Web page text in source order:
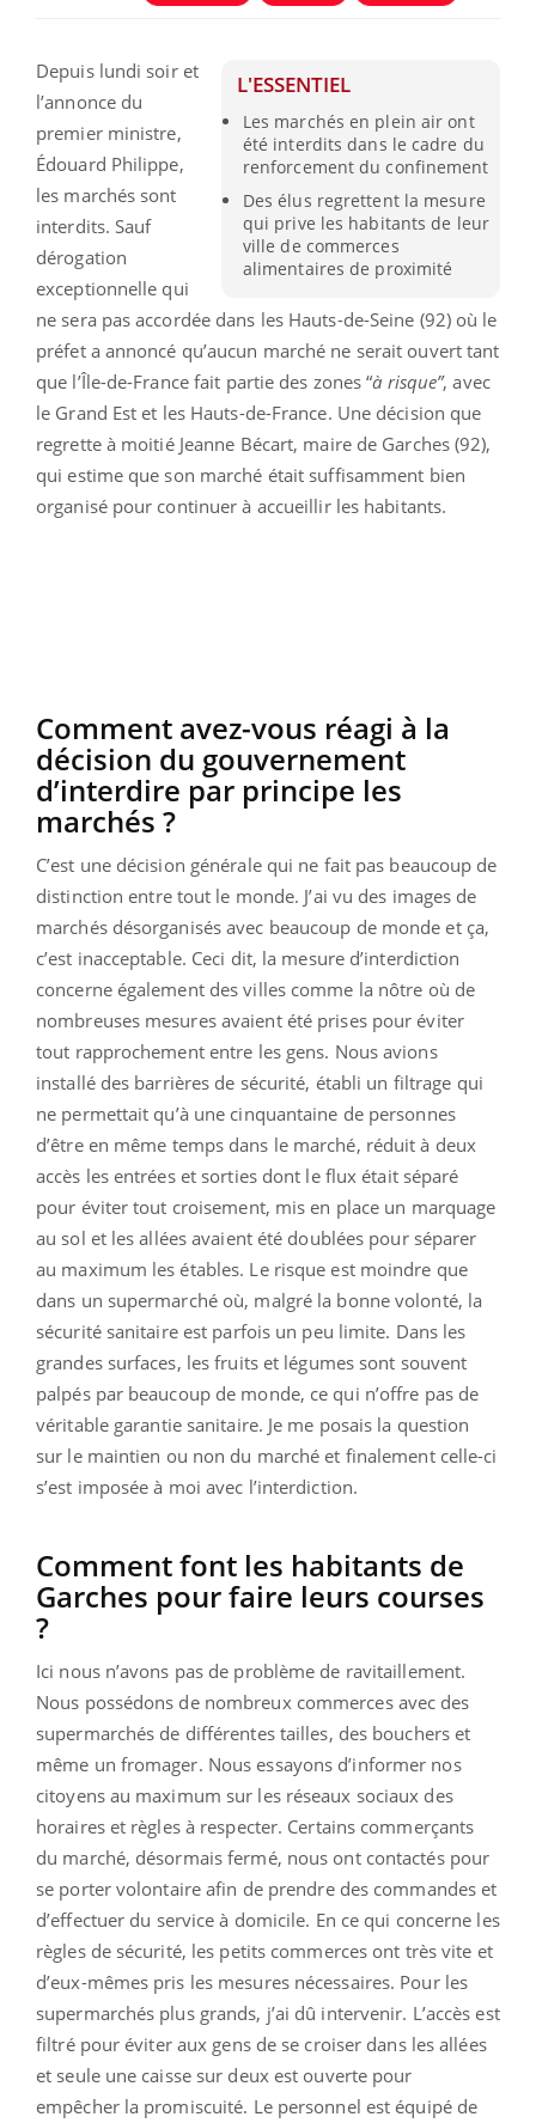
L'ESSENTIEL
Les marchés en plein air ont
été interdits dans le cadre du
renforcement du confinement
Des élus regrettent la mesure
qui prive les habitants de leur
ville de commerces
alimentaires de proximité
Depuis lundi soir et
l’annonce du
premier ministre,
Édouard Philippe,
les marchés sont
interdits. Sauf
dérogation
exceptionnelle qui
ne sera pas accordée dans les Hauts-de-Seine (92) où le
préfet a annoncé qu’aucun marché ne serait ouvert tant
que l’Île-de-France fait partie des zones “à risque”, avec
le Grand Est et les Hauts-de-France. Une décision que
regrette à moitié Jeanne Bécart, maire de Garches (92),
qui estime que son marché était suffisamment bien
organisé pour continuer à accueillir les habitants.
Comment avez-vous réagi à la
décision du gouvernement
d’interdire par principe les
marchés ?
C’est une décision générale qui ne fait pas beaucoup de
distinction entre tout le monde. J’ai vu des images de
marchés désorganisés avec beaucoup de monde et ça,
c’est inacceptable. Ceci dit, la mesure d’interdiction
concerne également des villes comme la nôtre où de
nombreuses mesures avaient été prises pour éviter
tout rapprochement entre les gens. Nous avions
installé des barrières de sécurité, établi un filtrage qui
ne permettait qu’à une cinquantaine de personnes
d’être en même temps dans le marché, réduit à deux
accès les entrées et sorties dont le flux était séparé
pour éviter tout croisement, mis en place un marquage
au sol et les allées avaient été doublées pour séparer
au maximum les étables. Le risque est moindre que
dans un supermarché où, malgré la bonne volonté, la
sécurité sanitaire est parfois un peu limite. Dans les
grandes surfaces, les fruits et légumes sont souvent
palpés par beaucoup de monde, ce qui n’offre pas de
véritable garantie sanitaire. Je me posais la question
sur le maintien ou non du marché et finalement celle-ci
s’est imposée à moi avec l’interdiction.
Comment font les habitants de
Garches pour faire leurs courses
?
Ici nous n’avons pas de problème de ravitaillement.
Nous possédons de nombreux commerces avec des
supermarchés de différentes tailles, des bouchers et
même un fromager. Nous essayons d’informer nos
citoyens au maximum sur les réseaux sociaux des
horaires et règles à respecter. Certains commerçants
du marché, désormais fermé, nous ont contactés pour
se porter volontaire afin de prendre des commandes et
d’effectuer du service à domicile. En ce qui concerne les
règles de sécurité, les petits commerces ont très vite et
d’eux-mêmes pris les mesures nécessaires. Pour les
supermarchés plus grands, j’ai dû intervenir. L’accès est
filtré pour éviter aux gens de se croiser dans les allées
et seule une caisse sur deux est ouverte pour
empêcher la promiscuité. Le personnel est équipé de